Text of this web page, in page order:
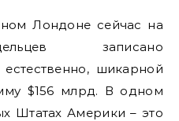
Лондоне сейчас на
записано
шикарной
$156 млрд. В одном
Штатах Америки – это